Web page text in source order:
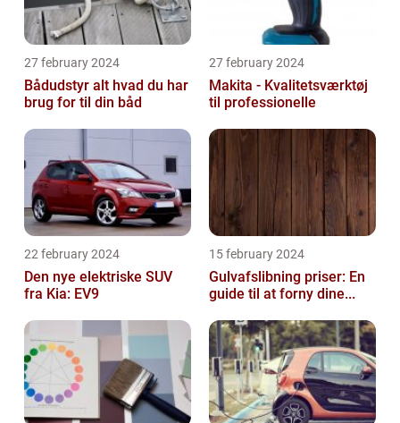
27 february 2024
Bådudstyr alt hvad du har
brug for til din båd
27 february 2024
Makita - Kvalitetsværktøj
til professionelle
22 february 2024
Den nye elektriske SUV
fra Kia: EV9
15 february 2024
Gulvafslibning priser: En
guide til at forny dine...